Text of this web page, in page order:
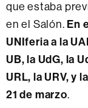
que estaba
en el Salón. En
UNIferia a la
UB, la UdG, la
URL, la URV, y
21 de marzo.